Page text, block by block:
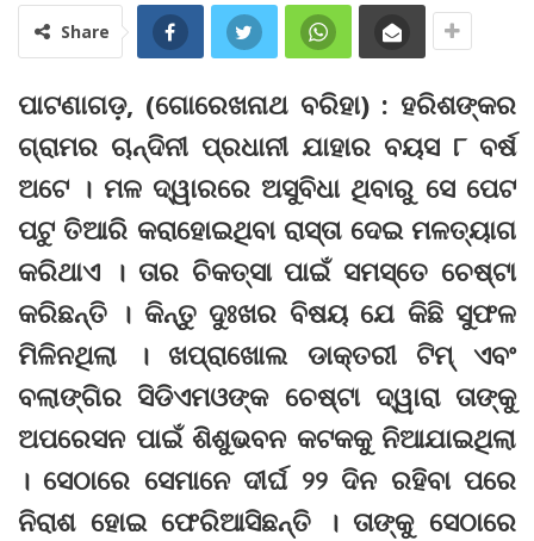
Share
ପାଟଣାଗଡ଼, (ଗୋରେଖନାଥ ବରିହା) : ହରିଶଙ୍କର
ଗ୍ରାମର ଚାନ୍ଦିନୀ ପ୍ରଧାନୀ ଯାହାର ବୟସ ୮ ବର୍ଷ
ଅଟେ । ମଳ ଦ୍ୱାରରେ ଅସୁବିଧା ଥିବାରୁ ସେ ପେଟ
ପଟୁ ତିଆରି କରାହୋଇଥିବା ରାସ୍ତା ଦେଇ ମଳତ୍ୟାଗ
କରିଥାଏ । ତାର ଚିକତ୍ସା ପାଇଁ ସମସ୍ତେ ଚେଷ୍ଟା
କରିଛନ୍ତି । କିନ୍ତୁ ଦୁଃଖର ବିଷୟ ଯେ କିଛି ସୁଫଳ
ମିଳିନଥିଲା । ଖପ୍ରାଖୋଲ ଡାକ୍ତରୀ ଟିମ୍‌ ଏବଂ
ବଲାଙ୍ଗିର ସିଡିଏମଓଙ୍କ ଚେଷ୍ଟା ଦ୍ୱାରା ତାଙ୍କୁ
ଅପରେସନ ପାଇଁ ଶିଶୁଭବନ କଟକକୁ ନିଆଯାଇଥିଲା
। ସେଠାରେ ସେମାନେ ଦୀର୍ଘ ୨୨ ଦିନ ରହିବା ପରେ
ନିରାଶ ହୋଇ ଫେରିଆସିଛନ୍ତି । ତାଙ୍କୁ ସେଠାରେ